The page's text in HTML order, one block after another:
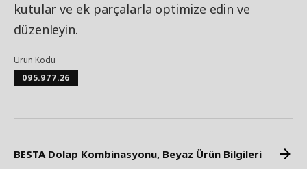
kutular ve ek parçalarla optimize edin ve
düzenleyin.
Ürün Kodu
095.977.26
BESTA Dolap Kombinasyonu, Beyaz Ürün Bilgileri